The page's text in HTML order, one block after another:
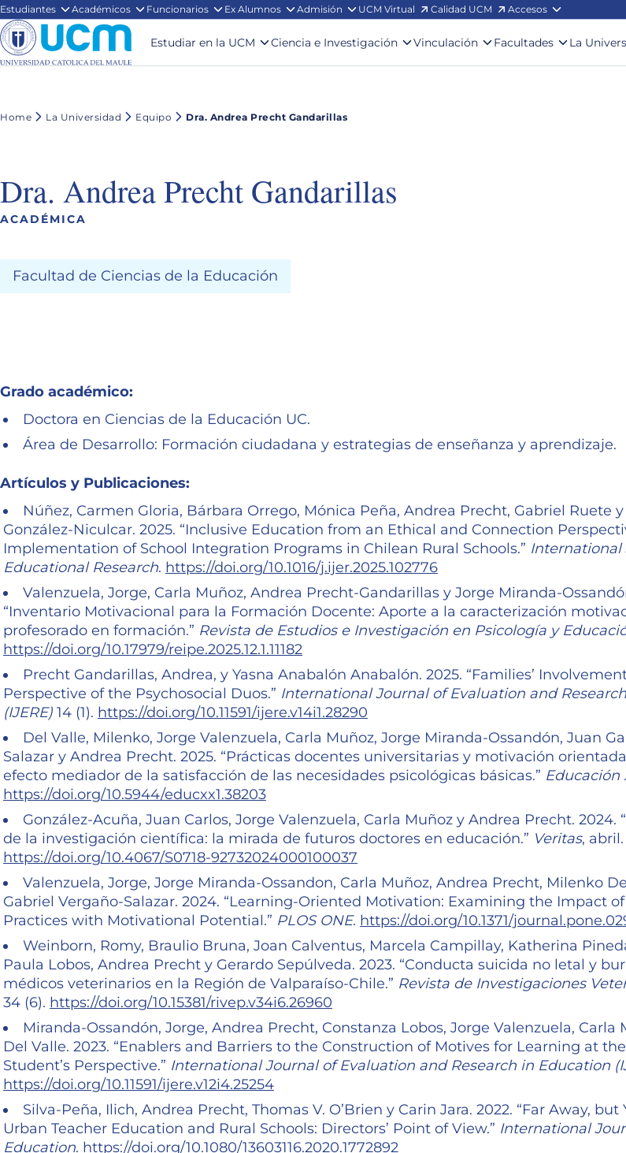
Estudiantes Académicos Funcionarios Ex Alumnos Admisión UCM Virtual Calidad UCM Accesos
Estudiar en la UCM Ciencia e Investigación Vinculación Facultades La
Home La Universidad Equipo Dra. Andrea Precht Gandarillas
Dra. Andrea Precht Gandarillas
ACADÉMICA
Facultad de Ciencias de la Educación
Grado académico:
Doctora en Ciencias de la Educación UC.
Área de Desarrollo: Formación ciudadana y estrategias de enseñanza y aprendizaje.
Artículos y Publicaciones:
Núñez, Carmen Gloria, Bárbara Orrego, Mónica Peña, Andrea Precht, Gabriel Ruete
González-Niculcar. 2025. “Inclusive Education from an Ethical and Connection
Implementation of School Integration Programs in Chilean Rural Schools.” International
Educational Research. https://doi.org/10.1016/j.ijer.2025.102776
Valenzuela, Jorge, Carla Muñoz, Andrea Precht-Gandarillas y Jorge Miranda-
“Inventario Motivacional para la Formación Docente: Aporte a la caracterización
profesorado en formación.” Revista de Estudios e Investigación en Psicología y
https://doi.org/10.17979/reipe.2025.12.1.11182
Precht Gandarillas, Andrea, y Yasna Anabalón Anabalón. 2025. “Families’
Perspective of the Psychosocial Duos.” International Journal of Evaluation and
(IJERE) 14 (1). https://doi.org/10.11591/ijere.v14i1.28290
Del Valle, Milenko, Jorge Valenzuela, Carla Muñoz, Jorge Miranda-Ossandón, Juan
Salazar y Andrea Precht. 2025. “Prácticas docentes universitarias y motivación
efecto mediador de la satisfacción de las necesidades psicológicas básicas.” Educación
https://doi.org/10.5944/educxx1.38203
González-Acuña, Juan Carlos, Jorge Valenzuela, Carla Muñoz y Andrea Precht. 2024.
de la investigación científica: la mirada de futuros doctores en educación.” Veritas, abril.
https://doi.org/10.4067/S0718-92732024000100037
Valenzuela, Jorge, Jorge Miranda-Ossandon, Carla Muñoz, Andrea Precht, Milenko
Gabriel Vergaño-Salazar. 2024. “Learning-Oriented Motivation: Examining the Impact
Practices with Motivational Potential.” PLOS ONE. https://doi.org/10.1371/
Weinborn, Romy, Braulio Bruna, Joan Calventus, Marcela Campillay, Katherina
Paula Lobos, Andrea Precht y Gerardo Sepúlveda. 2023. “Conducta suicida no letal y
médicos veterinarios en la Región de Valparaíso-Chile.” Revista de Investigaciones
34 (6). https://doi.org/10.15381/rivep.v34i6.26960
Miranda-Ossandón, Jorge, Andrea Precht, Constanza Lobos, Jorge Valenzuela, Carla
Del Valle. 2023. “Enablers and Barriers to the Construction of Motives for Learning at
Student’s Perspective.” International Journal of Evaluation and Research in Education
https://doi.org/10.11591/ijere.v12i4.25254
Silva-Peña, Ilich, Andrea Precht, Thomas V. O’Brien y Carin Jara. 2022. “Far Away, but
Urban Teacher Education and Rural Schools: Directors’ Point of View.” International
Education. https://doi.org/10.1080/13603116.2020.1772892